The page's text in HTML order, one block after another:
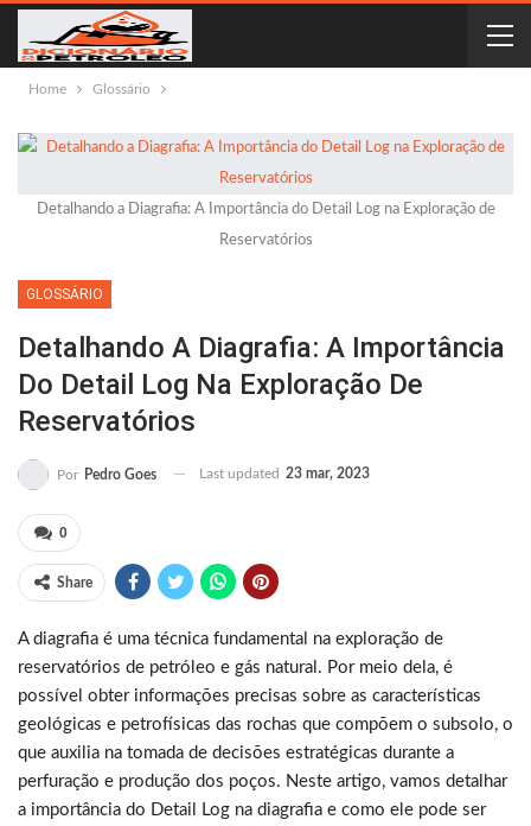
Home Glossário
Detalhando a Diagrafia: A Importância do Detail Log na Exploração de
Reservatórios
GLOSSÁRIO
Detalhando A Diagrafia: A Importância
Do Detail Log Na Exploração De
Reservatórios
Por Pedro Goes Last updated 23 mar, 2023
0
Share
A diagrafia é uma técnica fundamental na exploração de
reservatórios de petróleo e gás natural. Por meio dela, é
possível obter informações precisas sobre as características
geológicas e petrofísicas das rochas que compõem o subsolo, o
que auxilia na tomada de decisões estratégicas durante a
perfuração e produção dos poços. Neste artigo, vamos detalhar
a importância do Detail Log na diagrafia e como ele pode ser